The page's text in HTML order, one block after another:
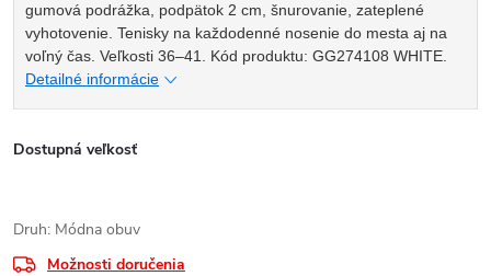
gumová podrážka, podpätok 2 cm, šnurovanie, zateplené
vyhotovenie. Tenisky na každodenné nosenie do mesta aj na
voľný čas. Veľkosti 36–41. Kód produktu: GG274108 WHITE.
Detailné informácie
Dostupná veľkosť
Druh: Módna obuv
Možnosti doručenia